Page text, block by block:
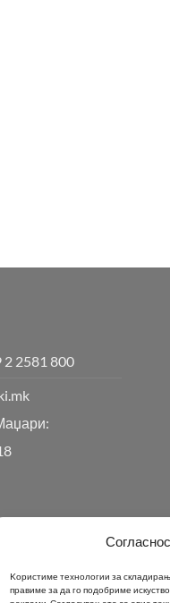
Kористиме технологии за
правиме за да го подобриме
2 2581 800